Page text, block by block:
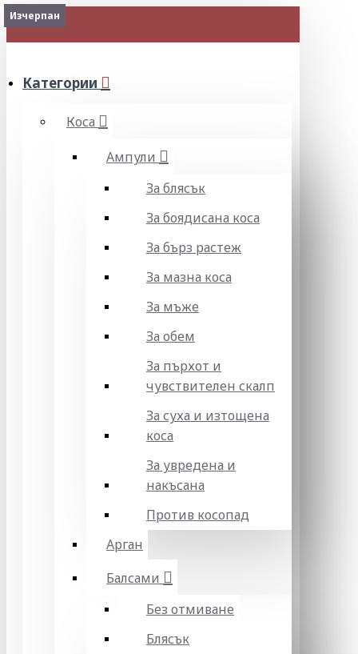
МЕНЮ
Категории
Коса
Ампули
За блясък
За боядисана коса
За бърз растеж
За мазна коса
За мъже
За обем
За пърхот и
чувствителен скалп
За суха и изтощена
коса
За увредена и
накъсана
Против косопад
Арган
Балсами
Без отмиване
Блясък
Изчерпан
Изчерпан